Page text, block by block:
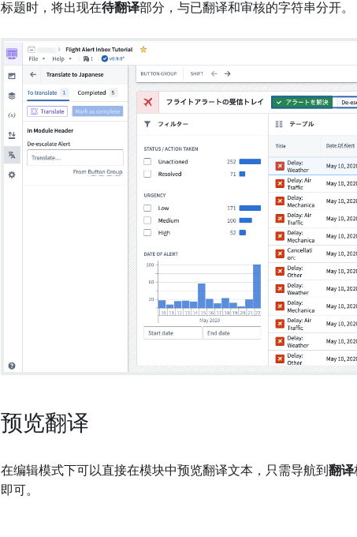
标题时，将出现在待翻译部分，与已翻译和审核的字符串分开。
预览翻译
在编辑模式下可以直接在模块中预览翻译文本，只需导航到 翻译
即可。